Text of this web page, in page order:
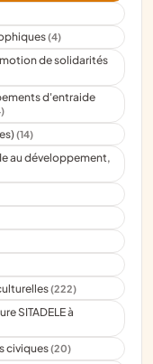
(4)
de solidarités
d'entraide
(14)
au développement,
(222)
SITADELE à
civiques(20)